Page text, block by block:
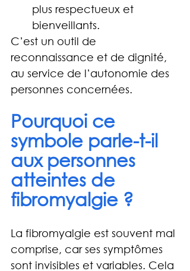
plus respectueux et
bienveillants.
C’est un outil de
reconnaissance et de dignité,
au service de l’autonomie des
personnes concernées.
Pourquoi ce
symbole parle-t-il
aux personnes
atteintes de
fibromyalgie ?
La fibromyalgie est souvent mal
comprise, car ses symptômes
sont invisibles et variables. Cela